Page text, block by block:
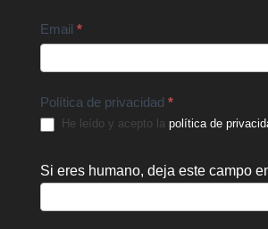
Email *
Política de privacidad *
He leído y acepto la política de
Si eres humano, deja este campo